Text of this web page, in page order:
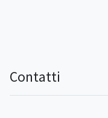
Contatti